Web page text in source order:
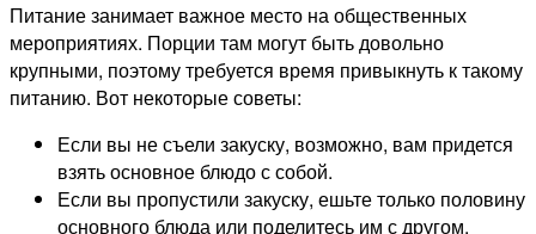
Питание занимает важное место на общественных
мероприятиях. Порции там могут быть довольно
крупными, поэтому требуется время привыкнуть к такому
питанию. Вот некоторые советы:
Если вы не съели закуску, возможно, вам придется
взять основное блюдо с собой.
Если вы пропустили закуску, ешьте только половину
основного блюда или поделитесь им с другом.